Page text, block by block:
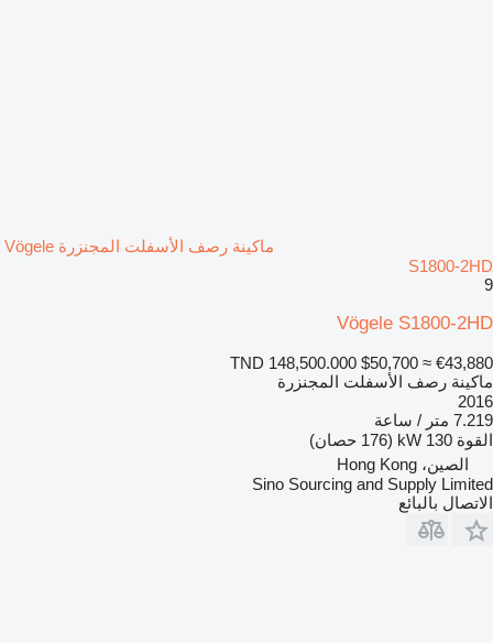
ماكينة رصف الأسفلت المجنزرة Vögele
S1800-2HD
9
Vögele S1800-2HD
TND 148,500.000 $50,700 ≈ €43,880
ماكينة رصف الأسفلت المجنزرة
2016
7.219 متر / ساعة
القوة 130 kW (176 حصان)
الصين، Hong Kong
Sino Sourcing and Supply Limited
الاتصال بالبائع